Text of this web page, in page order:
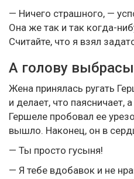
— Ничего страшного, —
Она же так и так когда-
Считайте, что я взял
А голову
Жена принялась ругать
и делает, что паясничает,
Гершеле пробовал ее
вышло. Наконец, он в
— Ты просто гусыня!
— Я тебе вдобавок и не